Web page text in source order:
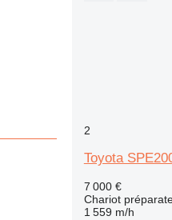
2
Toyota
7 000 €
Chariot
1 559 m/h